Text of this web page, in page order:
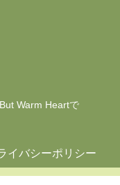
Warm Heartで
イバシーポリシー